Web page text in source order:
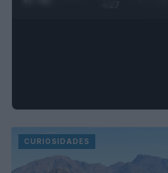
CURIOSIDADES